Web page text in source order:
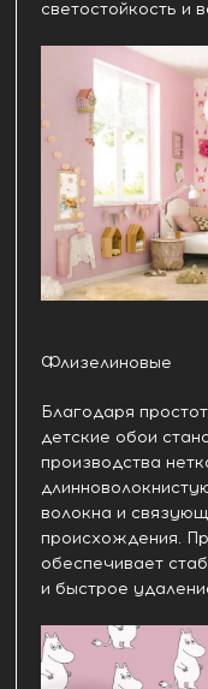
светостойкость и
Флизелиновые
Благодаря
детские обои
производства
волокна и
происхождения.
обеспечивает
и быстрое